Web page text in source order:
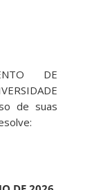
DE
de suas